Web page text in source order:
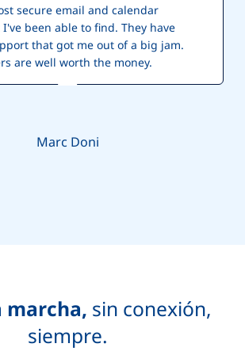
secure email and calendar
been able to find. They have
that got me out of a big jam.
are well worth the money.
Marc Doni
marcha, sin conexión,
siempre.